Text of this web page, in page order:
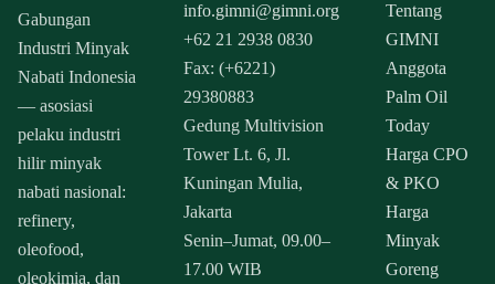
Gabungan
Industri Minyak
Nabati Indonesia
— asosiasi
pelaku industri
hilir minyak
nabati nasional:
refinery,
oleofood,
oleokimia, dan
info.gimni@gimni.org
+62 21 2938 0830
Fax: (+6221)
29380883
Gedung Multivision
Tower Lt. 6, Jl.
Kuningan Mulia,
Jakarta
Senin–Jumat, 09.00–
17.00 WIB
Tentang
GIMNI
Anggota
Palm Oil
Today
Harga CPO
& PKO
Harga
Minyak
Goreng